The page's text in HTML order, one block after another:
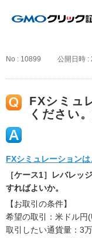
No : 10899 公開日時 :
FXシミュ
ください
FXシミュレーションは
［ケース1］レバレッ
すればよいか。
【お取引の条件】
希望の取引：米ドル円
取引したい通貨量：3